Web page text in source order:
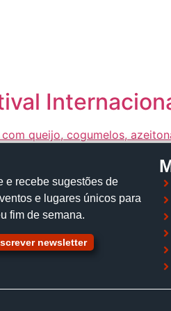
e recebe sugestões de
e lugares únicos para
fim de semana.
newsletter